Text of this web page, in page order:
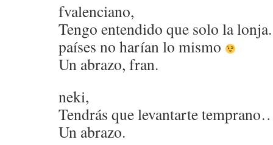
fvalenciano,
Tengo entendido que solo la
países no harían lo mismo
Un abrazo, fran.
neki,
Tendrás que levantarte
Un abrazo.